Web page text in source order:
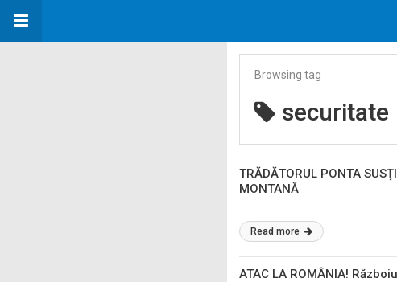
Browsing tag
securitate
TRĂDĂTORUL PONTA
MONTANĂ
Read more
ATAC LA ROMÂNIA!